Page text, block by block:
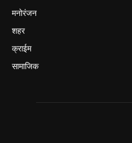
मनोरंजन
शहर
क्राईम
सामाजिक